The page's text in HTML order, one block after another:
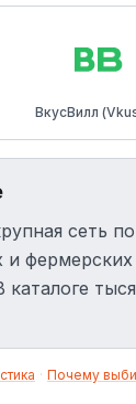
ВкусВилл
сеть
и
каталоге
для ВкусВилл
· Почему